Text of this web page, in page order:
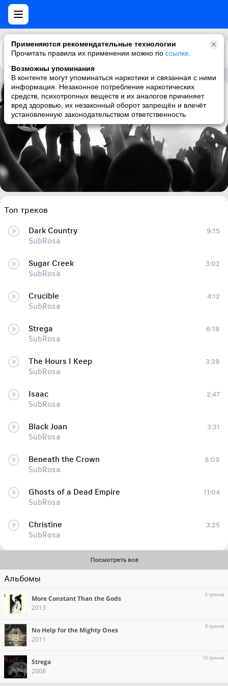
Применяются рекомендательные технологии
Прочитать правила их применении можно по ссылке
Возможны упоминания
В контенте могут упоминаться наркотики и связанная с ними
информация. Незаконное потребление наркотических
средств, психотропных веществ и их аналогов причиняет
вред здоровью, их незаконный оборот запрещён и влечёт
установленную законодательством ответственность
Каталог Рекомендации
SubRosa
Топ треков
Dark Country
SubRosa
9:15
Sugar Creek
SubRosa
3:02
Crucible
SubRosa
4:12
Strega
SubRosa
6:18
The Hours I Keep
SubRosa
3:39
Isaac
SubRosa
2:47
Black Joan
SubRosa
3:31
Beneath the Crown
SubRosa
8:09
Ghosts of a Dead Empire
SubRosa
11:04
Christine
SubRosa
3:25
Посмотреть все
Альбомы
More Constant Than the Gods
2013
6 треков
No Help for the Mighty Ones
2011
8 треков
Strega
2008
10 треков